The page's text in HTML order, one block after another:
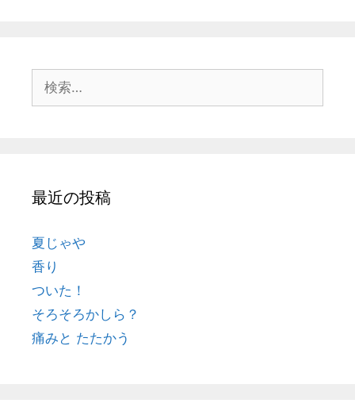
最近の投稿
夏じゃや
香り
ついた！
そろそろかしら？
痛みと たたかう